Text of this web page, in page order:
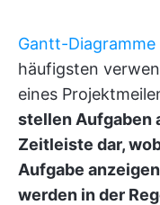
Gantt-Diagramme
häufigsten
eines
stellen Aufgaben
Zeitleiste dar,
Aufgabe
werden in der